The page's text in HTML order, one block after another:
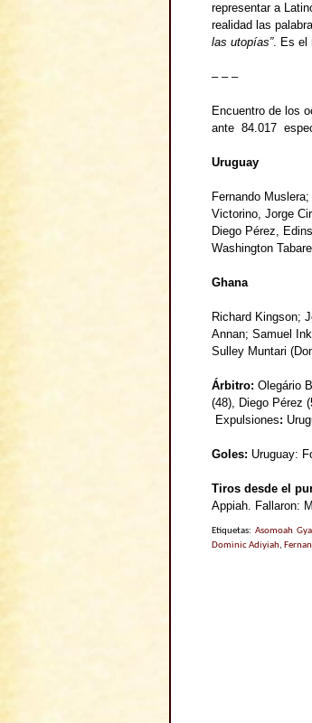
representar a
realidad las
las utopías”. Es el
– – –
Encuentro de los
ante 84.017
Uruguay
Fernando
Victorino, Jorge
Diego Pérez,
Washington
Ghana
Richard Kingson;
Annan; Samuel
Sulley Muntari
Árbitro: Olegário
(48), Diego Pérez
Expulsiones:
Goles: Uruguay:
Tiros desde el
Appiah. Fallaron:
Etiquetas: Asomoah
Dominic Adiyiah,